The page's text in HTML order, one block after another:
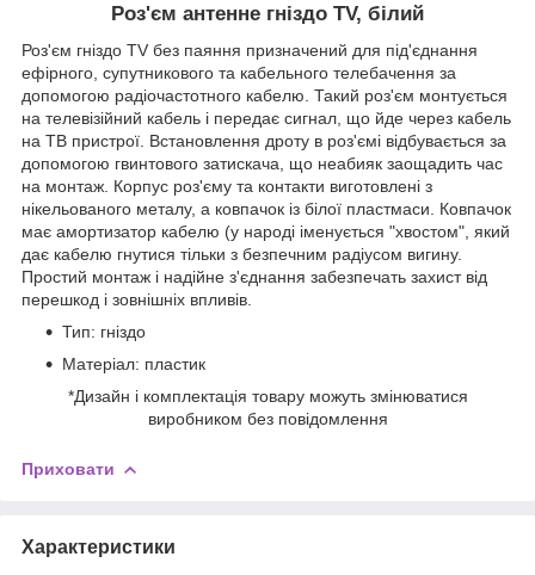
Роз'єм антенне гніздо TV, білий
Роз'єм гніздо TV без паяння призначений для під'єднання
ефірного, супутникового та кабельного телебачення за
допомогою радіочастотного кабелю. Такий роз'єм монтується
на телевізійний кабель і передає сигнал, що йде через кабель
на ТВ пристрої. Встановлення дроту в роз'ємі відбувається за
допомогою гвинтового затискача, що неабияк заощадить час
на монтаж. Корпус роз'єму та контакти виготовлені з
нікельованого металу, а ковпачок із білої пластмаси. Ковпачок
має амортизатор кабелю (у народі іменується "хвостом", який
дає кабелю гнутися тільки з безпечним радіусом вигину.
Простий монтаж і надійне з'єднання забезпечать захист від
перешкод і зовнішніх впливів.
Тип: гніздо
Матеріал: пластик
*Дизайн і комплектація товару можуть змінюватися
виробником без повідомлення
Приховати
Характеристики